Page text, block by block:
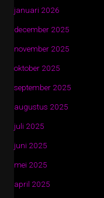
januari 2026
december 2025
november 2025
oktober 2025
september 2025
augustus 2025
juli 2025
juni 2025
mei 2025
april 2025